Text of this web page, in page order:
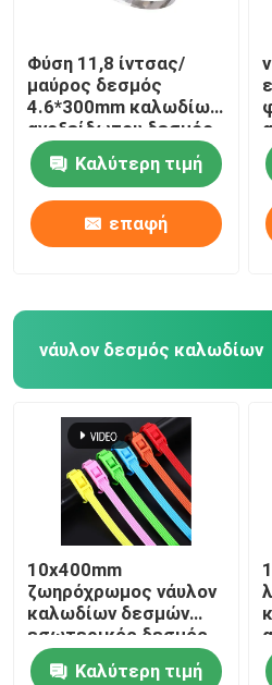
Φύση 11,8 ίντσας/
μαύρος δεσμός
4.6*300mm καλωδίων
ανοξείδωτου δεσμός
καλωδίων SS316
Καλύτερη τιμή
επαφή
νάυλον δεσμός καλωδίων
10x400mm
ζωηρόχρωμος νάυλον
καλωδίων δεσμών
εσωτερικός δεσμός
66 καλωδίων
παιδικών χαρών
Καλύτερη τιμή